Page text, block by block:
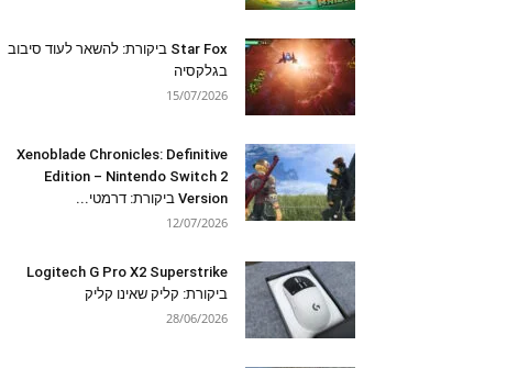
Star Fox ביקורת: להשאר לעוד סיבוב
בגלקסיה
15/07/2026
Xenoblade Chronicles: Definitive
Edition – Nintendo Switch 2
Version ביקורת: דרמטי...
12/07/2026
Logitech G Pro X2 Superstrike
ביקורת: קליק שאינו קליק
28/06/2026